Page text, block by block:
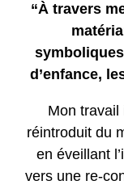
“À travers
d’enfance,
Mon travail
réintroduit du
en éveillant
vers une re-